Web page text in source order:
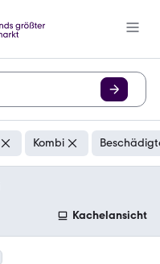
Kombi
Kachelansicht